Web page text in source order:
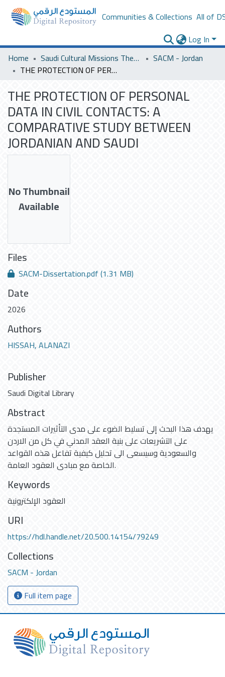
Communities & Collections All of
Log In
Home
Saudi Cultural Missions Theses & Dissertations
SACM - Jordan
THE PROTECTION OF PERSONAL DATA IN CIVIL CONTACTS: A COMPARATIVE STUDY BETWEEN JORDANIAN AND SAUDI
THE PROTECTION OF PERSONAL
DATA IN CIVIL CONTACTS: A
COMPARATIVE STUDY BETWEEN
JORDANIAN AND SAUDI
No Thumbnail
Available
Files
SACM-Dissertation.pdf(1.31 MB)
Date
2026
Authors
HISSAH, ALANAZI
Publisher
Saudi Digital Library
Abstract
يهدف هذا البحث إلى تسليط الضوء على مدى التأثيرات المستجدة
على التشريعات على بنية العقد المدني في كل من الاردن
والسعودية وسيسعى الى تحليل كيفية تفاعل هذه القواعد
الخاصة مع مبادى العقود العامة.
Keywords
العقود الإلكترونية
URI
https://hdl.handle.net/20.500.14154/79249
Collections
SACM - Jordan
Full item page